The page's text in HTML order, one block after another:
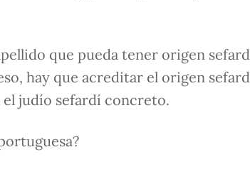
que pueda tener origen
hay que acreditar el origen
judío sefardí concreto.